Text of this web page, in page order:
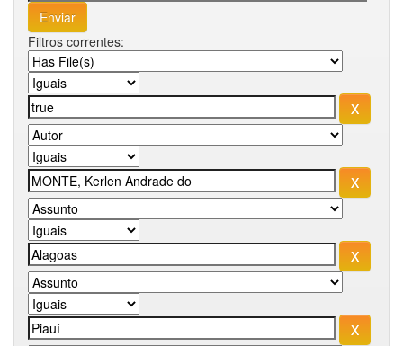
Filtros correntes: